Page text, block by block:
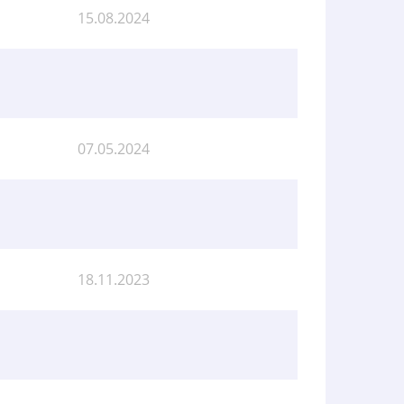
15.08.2024
07.05.2024
18.11.2023